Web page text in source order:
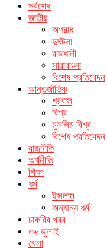
সর্বশেষ
জাতীয়
অপরাধ
দুর্ঘটনা
রাজধানী
সারাবাংলা
বিশেষ প্রতিবেদন
আন্তর্জাতিক
প্রবাস
বিশ্ব
মুসলিম বিশ্ব
বিশেষ প্রতিবেদন
রাজনীতি
অর্থনীতি
শিক্ষা
ধর্ম
ইসলাম
অন্যান্য ধর্ম
চাকরির খবর
৩৬ জুলাই
খেলা